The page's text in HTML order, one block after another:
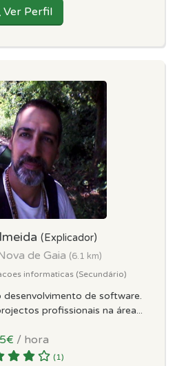
Ver Perfil
(Explicador)
de Gaia (6.1 km)
informaticas (Secundário)
de software.
profissionais na área...
/ hora
(1)